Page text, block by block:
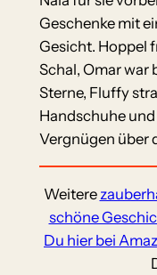
Geschenke mit
Gesicht. Hoppel
Schal, Omar war
Sterne, Fluffy
Handschuhe
Vergnügen über
Weitere
schöne
Du hier bei